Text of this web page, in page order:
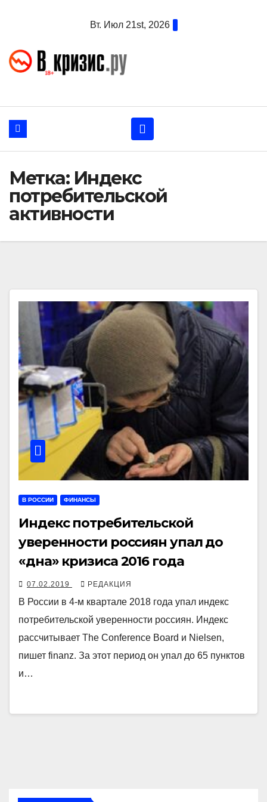
Вт. Июл 21st, 2026
Метка: Индекс
потребительской
активности
В РОССИИ ФИНАНСЫ
Индекс потребительской
уверенности россиян упал до
«дна» кризиса 2016 года
07.02.2019 РЕДАКЦИЯ
В России в 4-м квартале 2018 года упал индекс
потребительской уверенности россиян. Индекс
рассчитывает The Conference Board и Nielsen,
пишет finanz. За этот период он упал до 65 пунктов
и…